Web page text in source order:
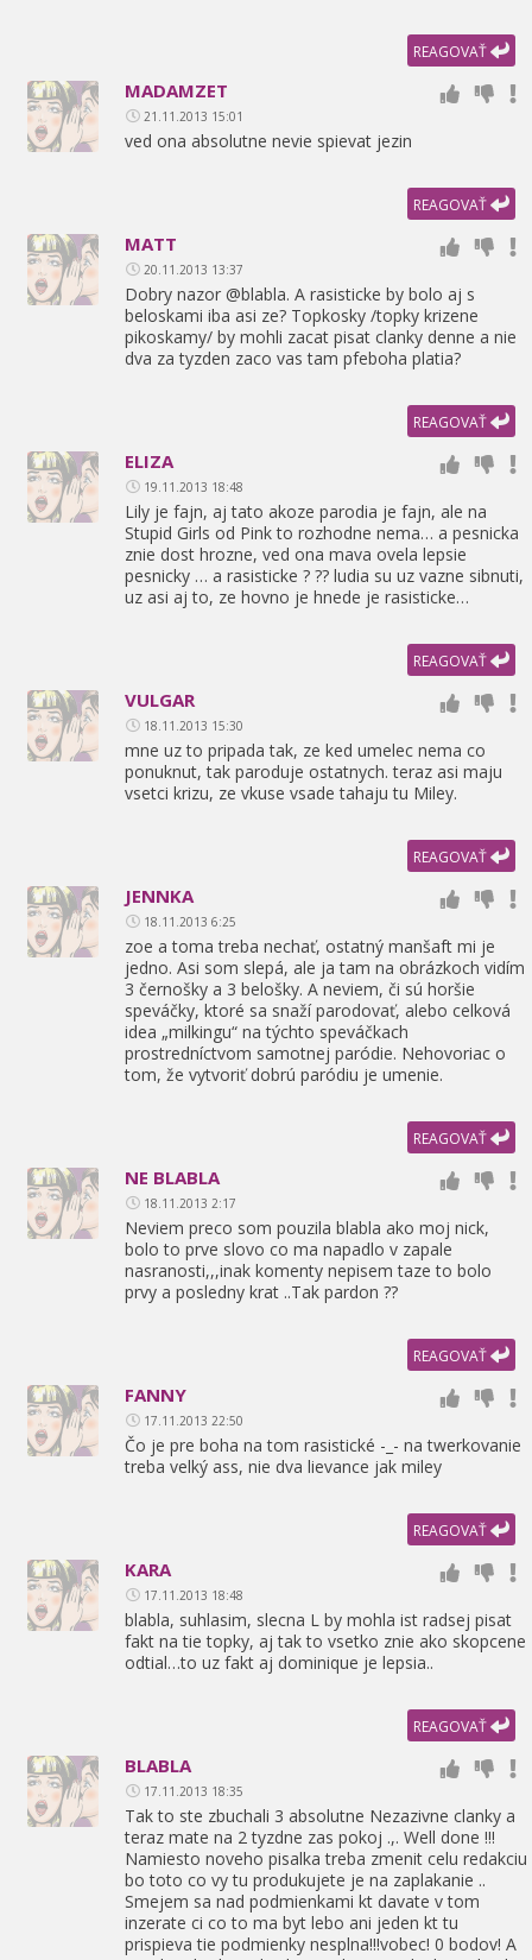
REAGOVAŤ
MADAMZET
21.11.2013 15:01
ved ona absolutne nevie spievat jezin
REAGOVAŤ
MATT
20.11.2013 13:37
Dobry nazor @blabla. A rasisticke by bolo aj s
beloskami iba asi ze? Topkosky /topky krizene
pikoskamy/ by mohli zacat pisat clanky denne a nie
dva za tyzden zaco vas tam pfeboha platia?
REAGOVAŤ
ELIZA
19.11.2013 18:48
Lily je fajn, aj tato akoze parodia je fajn, ale na
Stupid Girls od Pink to rozhodne nema… a pesnicka
znie dost hrozne, ved ona mava ovela lepsie
pesnicky … a rasisticke ? ?? ludia su uz vazne sibnuti,
uz asi aj to, ze hovno je hnede je rasisticke…
REAGOVAŤ
VULGAR
18.11.2013 15:30
mne uz to pripada tak, ze ked umelec nema co
ponuknut, tak paroduje ostatnych. teraz asi maju
vsetci krizu, ze vkuse vsade tahaju tu Miley.
REAGOVAŤ
JENNKA
18.11.2013 6:25
zoe a toma treba nechať, ostatný manšaft mi je
jedno. Asi som slepá, ale ja tam na obrázkoch vidím
3 černošky a 3 belošky. A neviem, či sú horšie
speváčky, ktoré sa snaží parodovať, alebo celková
idea „milkingu“ na týchto speváčkach
prostredníctvom samotnej paródie. Nehovoriac o
tom, že vytvoriť dobrú paródiu je umenie.
REAGOVAŤ
NE BLABLA
18.11.2013 2:17
Neviem preco som pouzila blabla ako moj nick,
bolo to prve slovo co ma napadlo v zapale
nasranosti,,,inak komenty nepisem taze to bolo
prvy a posledny krat ..Tak pardon ??
REAGOVAŤ
FANNY
17.11.2013 22:50
Čo je pre boha na tom rasistické -_- na twerkovanie
treba velký ass, nie dva lievance jak miley
REAGOVAŤ
KARA
17.11.2013 18:48
blabla, suhlasim, slecna L by mohla ist radsej pisat
fakt na tie topky, aj tak to vsetko znie ako skopcene
odtial…to uz fakt aj dominique je lepsia..
REAGOVAŤ
BLABLA
17.11.2013 18:35
Tak to ste zbuchali 3 absolutne Nezazivne clanky a
teraz mate na 2 tyzdne zas pokoj .,. Well done !!!
Namiesto noveho pisalka treba zmenit celu redakciu
bo toto co vy tu produkujete je na zaplakanie ..
Smejem sa nad podmienkami kt davate v tom
inzerate ci co to ma byt lebo ani jeden kt tu
prispieva tie podmienky nesplna!!!vobec! 0 bodov! A